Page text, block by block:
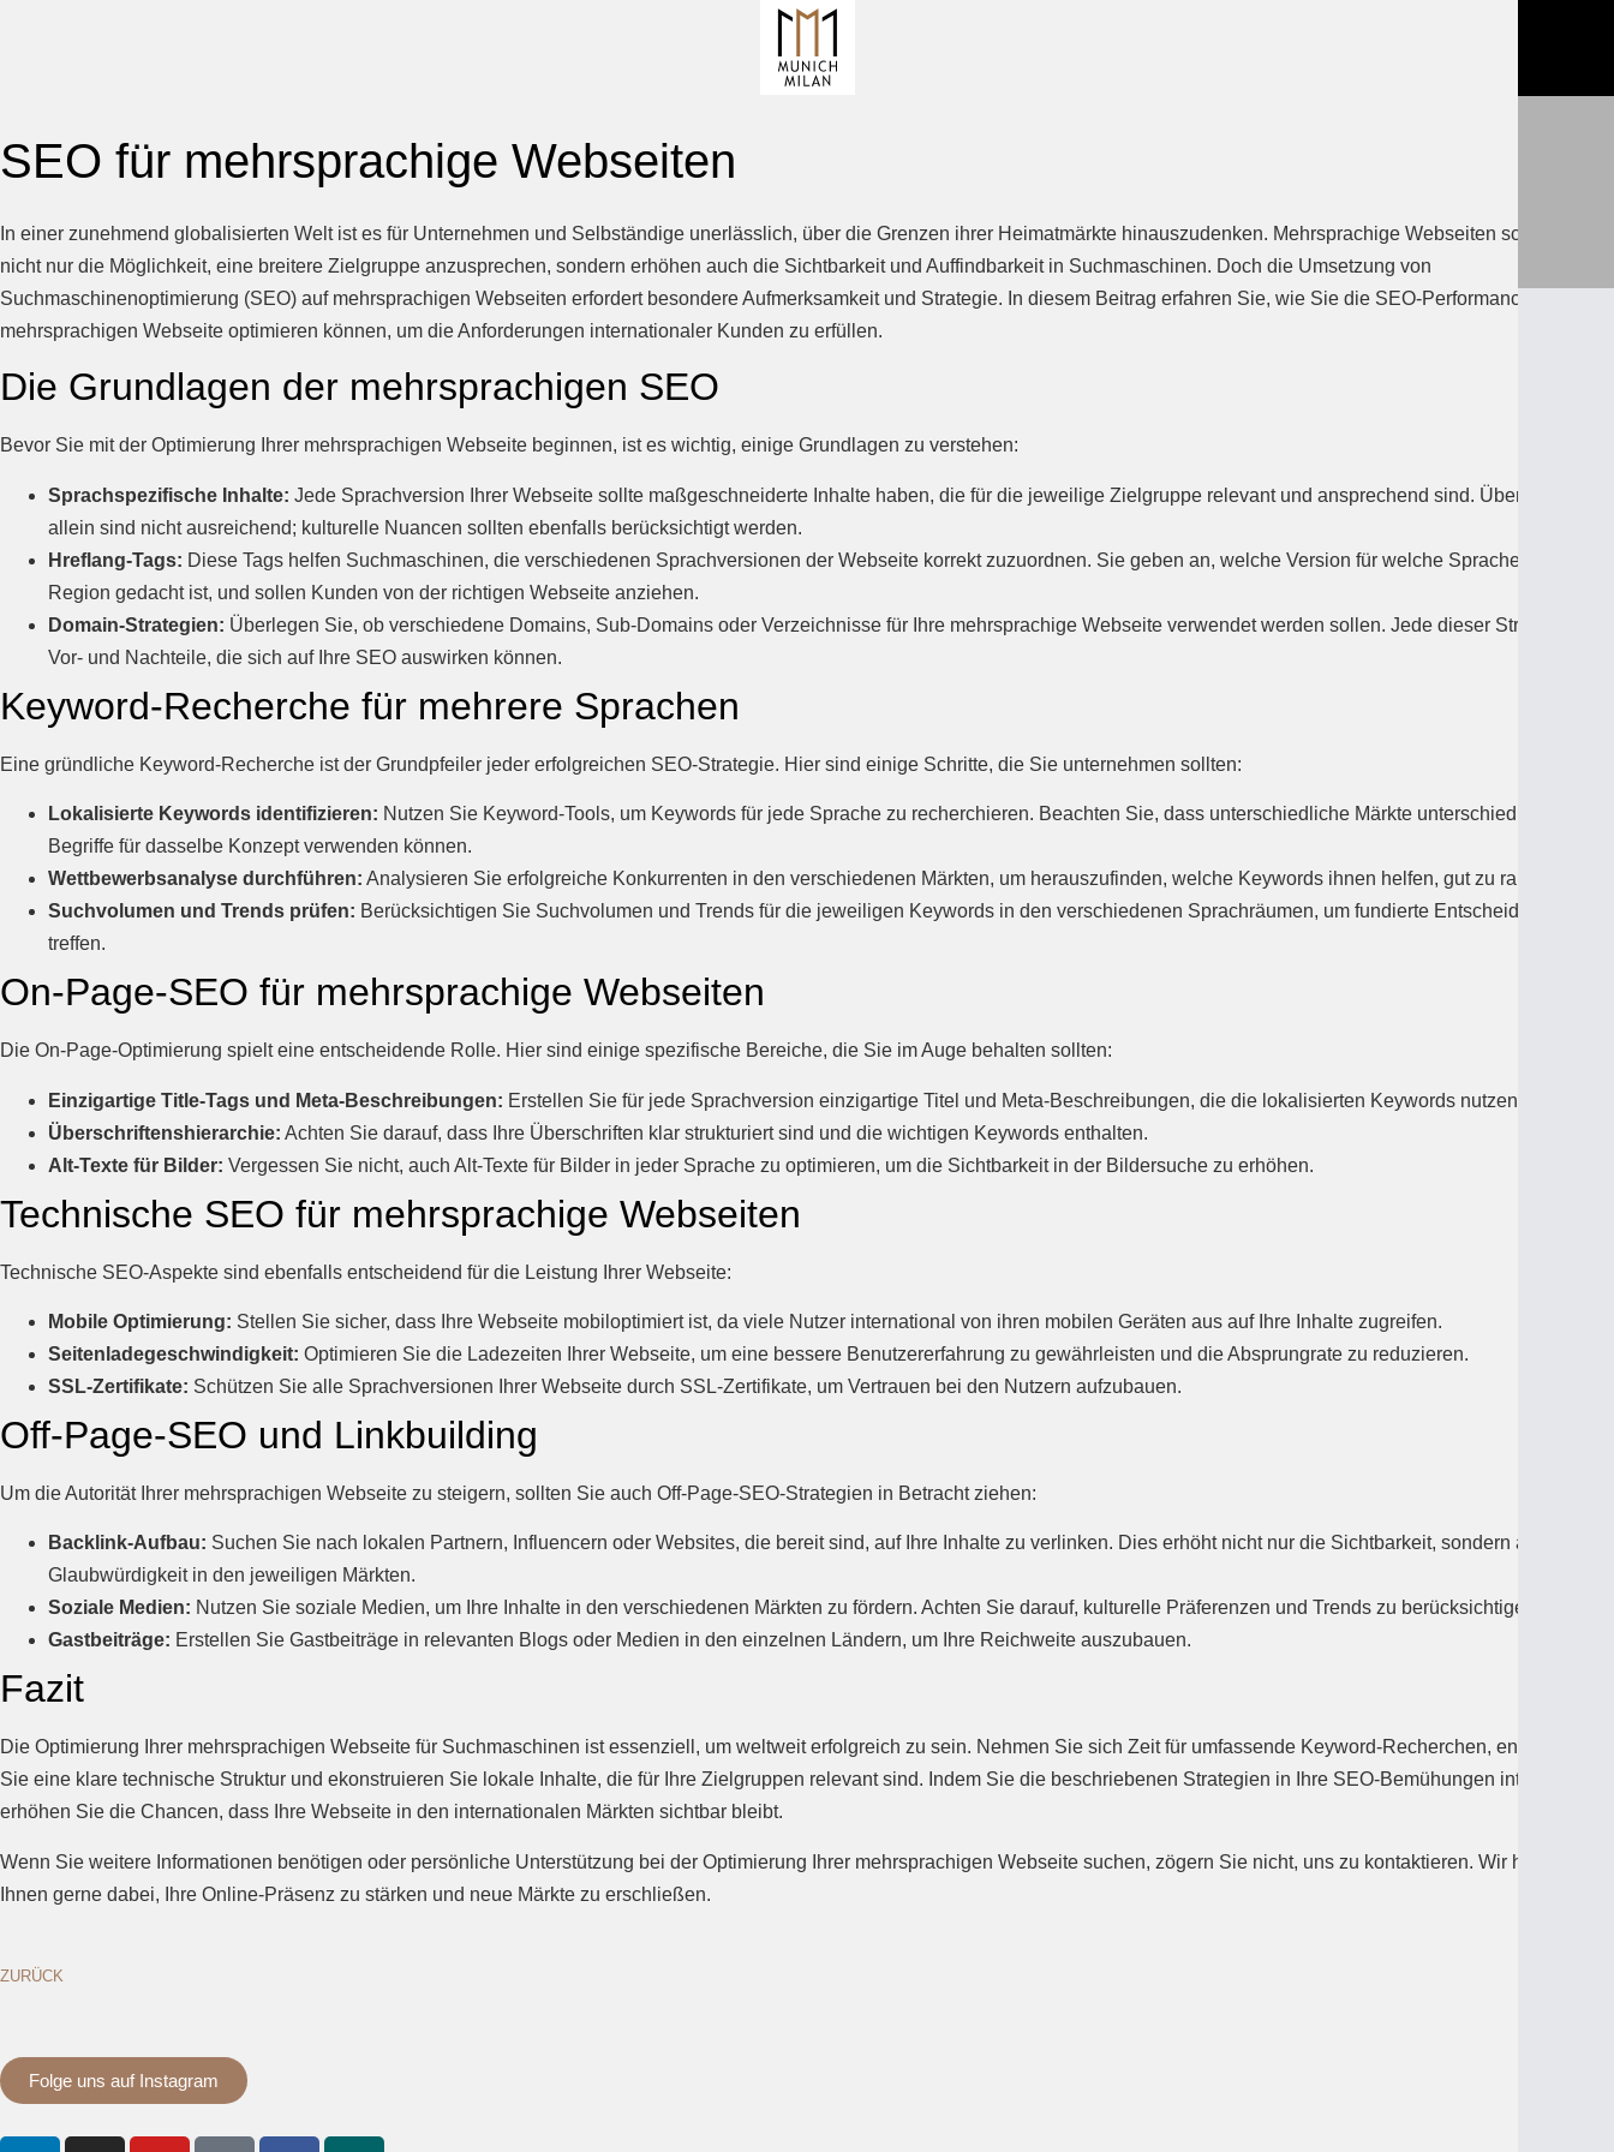
SEO für mehrsprachige Webseiten
In einer zunehmend globalisierten Welt ist es für Unternehmen und Selbständige unerlässlich, über die Grenzen ihrer Heimatmärkte hinauszudenken. Mehrsprachige Webseiten schaffen
nicht nur die Möglichkeit, eine breitere Zielgruppe anzusprechen, sondern erhöhen auch die Sichtbarkeit und Auffindbarkeit in Suchmaschinen. Doch die Umsetzung von
Suchmaschinenoptimierung (SEO) auf mehrsprachigen Webseiten erfordert besondere Aufmerksamkeit und Strategie. In diesem Beitrag erfahren Sie, wie Sie die SEO-Performance Ihrer
mehrsprachigen Webseite optimieren können, um die Anforderungen internationaler Kunden zu erfüllen.
Die Grundlagen der mehrsprachigen SEO
Bevor Sie mit der Optimierung Ihrer mehrsprachigen Webseite beginnen, ist es wichtig, einige Grundlagen zu verstehen:
Sprachspezifische Inhalte: Jede Sprachversion Ihrer Webseite sollte maßgeschneiderte Inhalte haben, die für die jeweilige Zielgruppe relevant und ansprechend sind. Übersetzungen
allein sind nicht ausreichend; kulturelle Nuancen sollten ebenfalls berücksichtigt werden.
Hreflang-Tags: Diese Tags helfen Suchmaschinen, die verschiedenen Sprachversionen der Webseite korrekt zuzuordnen. Sie geben an, welche Version für welche Sprache oder
Region gedacht ist, und sollen Kunden von der richtigen Webseite anziehen.
Domain-Strategien: Überlegen Sie, ob verschiedene Domains, Sub-Domains oder Verzeichnisse für Ihre mehrsprachige Webseite verwendet werden sollen. Jede dieser Strategien hat
Vor- und Nachteile, die sich auf Ihre SEO auswirken können.
Keyword-Recherche für mehrere Sprachen
Eine gründliche Keyword-Recherche ist der Grundpfeiler jeder erfolgreichen SEO-Strategie. Hier sind einige Schritte, die Sie unternehmen sollten:
Lokalisierte Keywords identifizieren: Nutzen Sie Keyword-Tools, um Keywords für jede Sprache zu recherchieren. Beachten Sie, dass unterschiedliche Märkte unterschiedliche
Begriffe für dasselbe Konzept verwenden können.
Wettbewerbsanalyse durchführen: Analysieren Sie erfolgreiche Konkurrenten in den verschiedenen Märkten, um herauszufinden, welche Keywords ihnen helfen, gut zu ranken.
Suchvolumen und Trends prüfen: Berücksichtigen Sie Suchvolumen und Trends für die jeweiligen Keywords in den verschiedenen Sprachräumen, um fundierte Entscheidungen zu
treffen.
On-Page-SEO für mehrsprachige Webseiten
Die On-Page-Optimierung spielt eine entscheidende Rolle. Hier sind einige spezifische Bereiche, die Sie im Auge behalten sollten:
Einzigartige Title-Tags und Meta-Beschreibungen: Erstellen Sie für jede Sprachversion einzigartige Titel und Meta-Beschreibungen, die die lokalisierten Keywords nutzen.
Überschriftenshierarchie: Achten Sie darauf, dass Ihre Überschriften klar strukturiert sind und die wichtigen Keywords enthalten.
Alt-Texte für Bilder: Vergessen Sie nicht, auch Alt-Texte für Bilder in jeder Sprache zu optimieren, um die Sichtbarkeit in der Bildersuche zu erhöhen.
Technische SEO für mehrsprachige Webseiten
Technische SEO-Aspekte sind ebenfalls entscheidend für die Leistung Ihrer Webseite:
Mobile Optimierung: Stellen Sie sicher, dass Ihre Webseite mobiloptimiert ist, da viele Nutzer international von ihren mobilen Geräten aus auf Ihre Inhalte zugreifen.
Seitenladegeschwindigkeit: Optimieren Sie die Ladezeiten Ihrer Webseite, um eine bessere Benutzererfahrung zu gewährleisten und die Absprungrate zu reduzieren.
SSL-Zertifikate: Schützen Sie alle Sprachversionen Ihrer Webseite durch SSL-Zertifikate, um Vertrauen bei den Nutzern aufzubauen.
Off-Page-SEO und Linkbuilding
Um die Autorität Ihrer mehrsprachigen Webseite zu steigern, sollten Sie auch Off-Page-SEO-Strategien in Betracht ziehen:
Backlink-Aufbau: Suchen Sie nach lokalen Partnern, Influencern oder Websites, die bereit sind, auf Ihre Inhalte zu verlinken. Dies erhöht nicht nur die Sichtbarkeit, sondern auch die
Glaubwürdigkeit in den jeweiligen Märkten.
Soziale Medien: Nutzen Sie soziale Medien, um Ihre Inhalte in den verschiedenen Märkten zu fördern. Achten Sie darauf, kulturelle Präferenzen und Trends zu berücksichtigen.
Gastbeiträge: Erstellen Sie Gastbeiträge in relevanten Blogs oder Medien in den einzelnen Ländern, um Ihre Reichweite auszubauen.
Fazit
Die Optimierung Ihrer mehrsprachigen Webseite für Suchmaschinen ist essenziell, um weltweit erfolgreich zu sein. Nehmen Sie sich Zeit für umfassende Keyword-Recherchen, entwickeln
Sie eine klare technische Struktur und ekonstruieren Sie lokale Inhalte, die für Ihre Zielgruppen relevant sind. Indem Sie die beschriebenen Strategien in Ihre SEO-Bemühungen integrieren,
erhöhen Sie die Chancen, dass Ihre Webseite in den internationalen Märkten sichtbar bleibt.
Wenn Sie weitere Informationen benötigen oder persönliche Unterstützung bei der Optimierung Ihrer mehrsprachigen Webseite suchen, zögern Sie nicht, uns zu kontaktieren. Wir helfen
Ihnen gerne dabei, Ihre Online-Präsenz zu stärken und neue Märkte zu erschließen.
ZURÜCK
Folge uns auf Instagram